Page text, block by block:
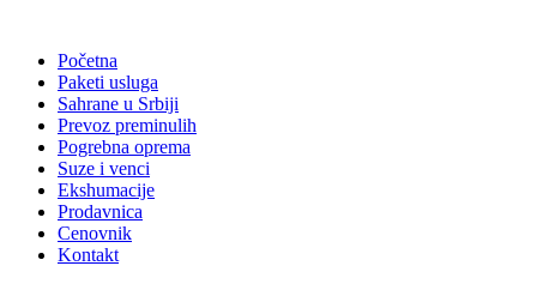
sadržajPočetna
Paketi usluga
Sahrane u Srbiji
Prevoz preminulih
Pogrebna oprema
Suze i venci
Ekshumacije
Prodavnica
Cenovnik
Kontakt